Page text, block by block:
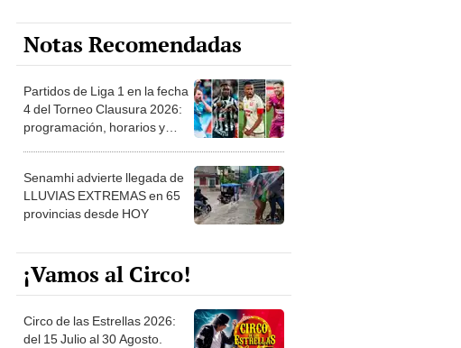
Notas Recomendadas
Partidos de Liga 1 en la fecha
4 del Torneo Clausura 2026:
programación, horarios y
Senamhi advierte llegada de
LLUVIAS EXTREMAS en 65
provincias desde HOY
¡Vamos al Circo!
Circo de las Estrellas 2026:
del 15 Julio al 30 Agosto.